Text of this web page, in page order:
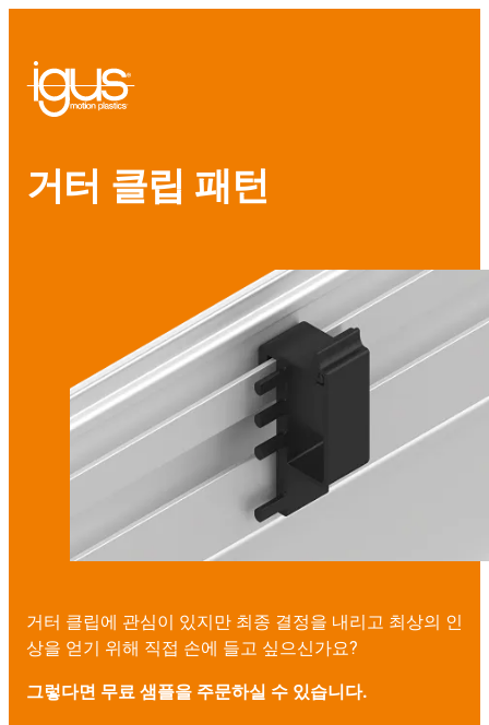
거터 클립 패턴
거터 클립에 관심이 있지만 최종 결정을 내리고 최상의 인
상을 얻기 위해 직접 손에 들고 싶으신가요?
그렇다면 무료 샘플을 주문하실 수 있습니다.